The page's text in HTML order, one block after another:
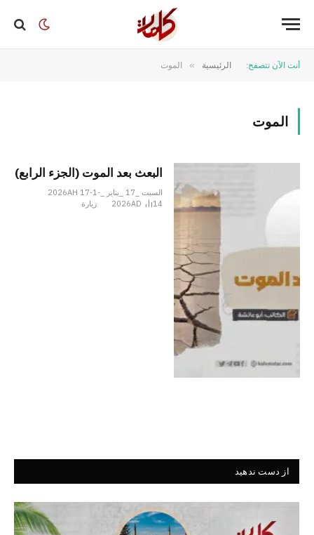
أنت الآن تتصفح: الرئيسية » الموت
الموت
البعث بعد الموت (الجزء الرابع)
السبت _17 _يناير _2026AH 17-1-
2026AD
14 زيارة
از دست ندهید